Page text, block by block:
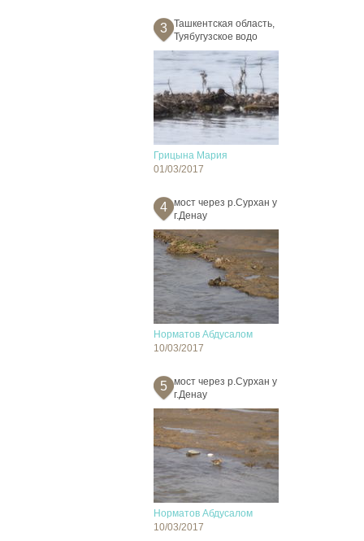
3
Ташкентская область,
Туябугузское водо
Грицына Мария
01/03/2017
4
мост через р.Сурхан у
г.Денау
Норматов Абдусалом
10/03/2017
5
мост через р.Сурхан у
г.Денау
Норматов Абдусалом
10/03/2017